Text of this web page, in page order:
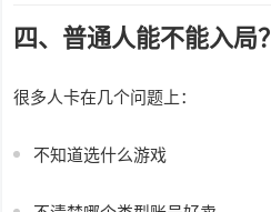
四、普通人能不能入局？
很多人卡在几个问题上：
不知道选什么游戏